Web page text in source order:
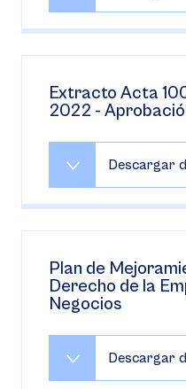
Extracto Acta
2022 -
Descargar
Plan de
Derecho de la
Negocios
Descargar